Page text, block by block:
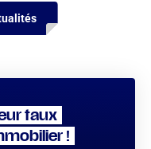
taux
!